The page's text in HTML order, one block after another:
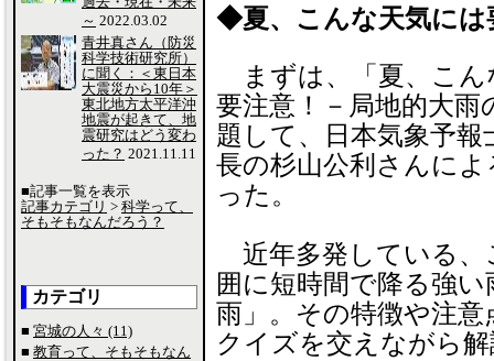
◆夏、こんな天気には
まずは、「夏、こん
要注意！－局地的大雨
題して、日本気象予報
長の杉山公利さんに
った。
近年多発している、
囲に短時間で降る強い
雨」。その特徴や注
クイズを交えながら
～ 2022.03.02
青井真さん（防災
科学技術研究所）
に聞く：＜東日本
大震災から10年＞
東北地方太平洋沖
地震が起きて、地
震研究はどう変わ
った？ 2021.11.11
■記事一覧を表示
記事カテゴリ > 科学って、
そもそもなんだろう？
カテゴリ
■ 宮城の人々 (11)
■ 教育って、そもそもなん